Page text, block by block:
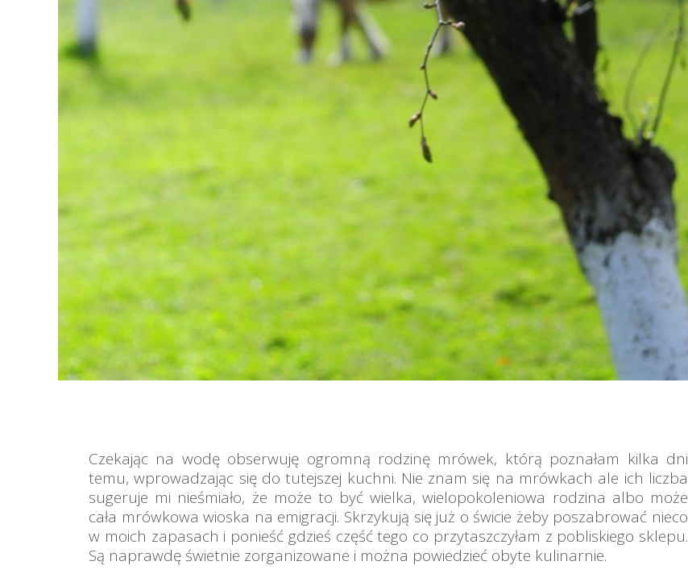
Czekając na wodę obserwuję ogromną rodzinę mrówek, którą poznałam kilka dni
temu, wprowadzając się do tutejszej kuchni. Nie znam się na mrówkach ale ich liczba
sugeruje mi nieśmiało, że może to być wielka, wielopokoleniowa rodzina albo może
cała mrówkowa wioska na emigracji. Skrzykują się już o świcie żeby poszabrować nieco
w moich zapasach i ponieść gdzieś część tego co przytaszczyłam z pobliskiego sklepu.
Są naprawdę świetnie zorganizowane i można powiedzieć obyte kulinarnie.